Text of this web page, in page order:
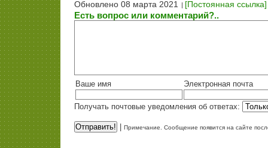
Обновлено 08 марта 2021 [Постоянная ссылка]
Есть вопрос или комментарий?..
Ваше имя Электронная почта
Получать почтовые уведомления об ответах:
Примечание. Сообщение появится на сайте